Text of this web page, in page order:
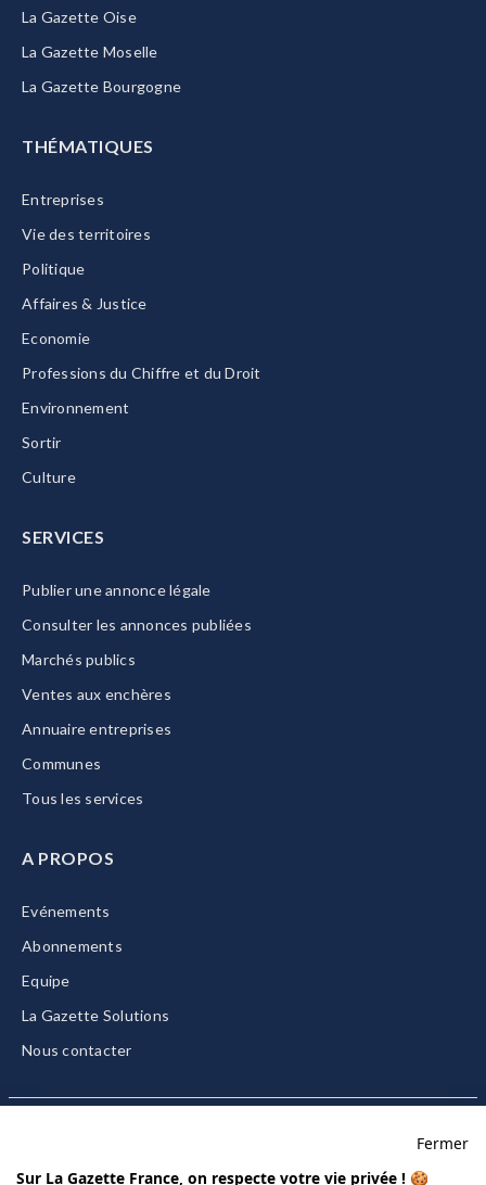
La Gazette Oise
La Gazette Moselle
La Gazette Bourgogne
THÉMATIQUES
Entreprises
Vie des territoires
Politique
Affaires & Justice
Economie
Professions du Chiffre et du Droit
Environnement
Sortir
Culture
SERVICES
Publier une annonce légale
Consulter les annonces publiées
Marchés publics
Ventes aux enchères
Annuaire entreprises
Communes
Tous les services
A PROPOS
Evénements
Abonnements
Equipe
La Gazette Solutions
Nous contacter
Fermer
Sur La Gazette France, on respecte votre vie privée ! 🍪